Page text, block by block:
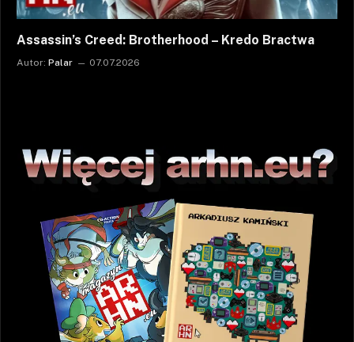
Assassin’s Creed: Brotherhood – Kredo Bractwa
Autor: Palar 07.07.2026